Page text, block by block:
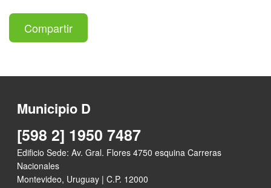
Compartir
Municipio D
[598 2] 1950 7487
Edificio Sede: Av. Gral. Flores 4750 esquina Carreras
Nacionales
Montevideo, Uruguay | C.P. 12000